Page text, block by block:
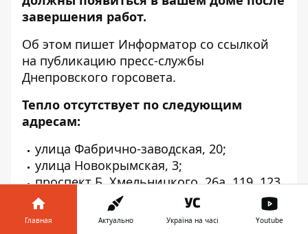
завершения работ.
Об этом пишет Информатор со ссылкой
на публикацию пресс-службы
Днепровского горсовета.
Тепло отсутствует по следующим
адресам:
улица Фабрично-заводская, 20;
улица Новокрымская, 3;
проспект Б. Хмельницкого, 26а, 119, 123.
Без воды остались жители следующих
домов:
Главная Актуально Україна на часі Youtube